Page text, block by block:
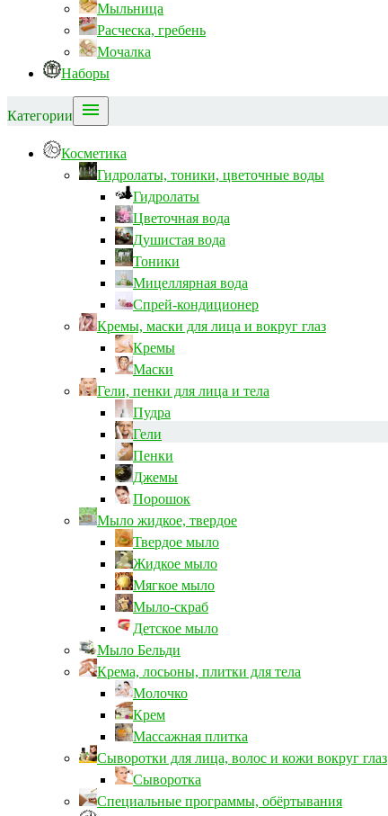
Мыльница
Расческа, гребень
Мочалка
Наборы
Категории 
Косметика
Гидролаты, тоники, цветочные воды
Гидролаты
Цветочная вода
Душистая вода
Тоники
Мицеллярная вода
Спрей-кондиционер
Кремы, маски для лица и вокруг глаз
Кремы
Маски
Гели, пенки для лица и тела
Пудра
Гели
Пенки
Джемы
Порошок
Мыло жидкое, твердое
Твердое мыло
Жидкое мыло
Мягкое мыло
Мыло-скраб
Детское мыло
Мыло Бельди
Крема, лосьоны, плитки для тела
Молочко
Крем
Массажная плитка
Сыворотки для лица, волос и кожи вокруг глаз
Сыворотка
Специальные программы, обёртывания